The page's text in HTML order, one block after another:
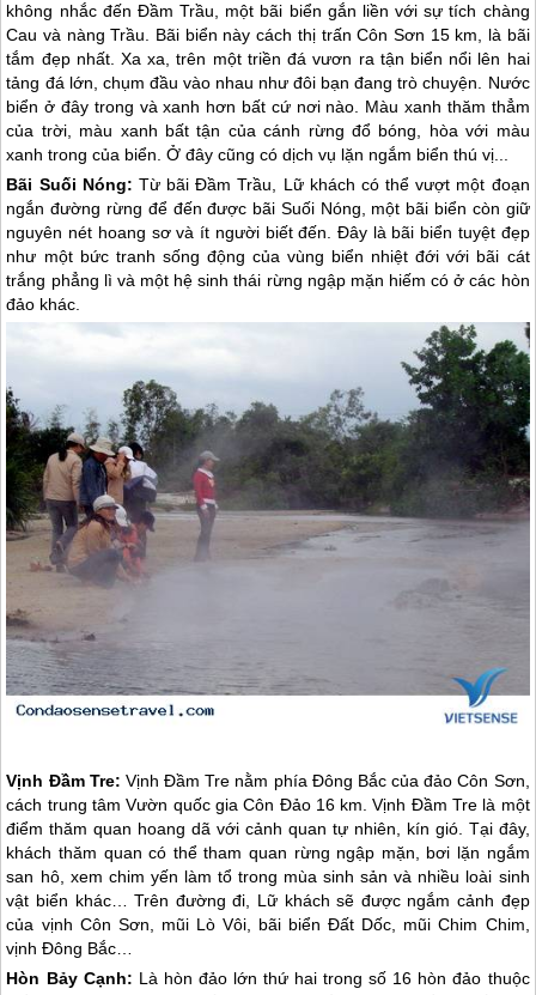
không nhắc đến Đầm Trầu, một bãi biển gắn liền với sự tích chàng
Cau và nàng Trầu. Bãi biển này cách thị trấn Côn Sơn 15 km, là bãi
tắm đẹp nhất. Xa xa, trên một triền đá vươn ra tận biển nổi lên hai
tảng đá lớn, chụm đầu vào nhau như đôi bạn đang trò chuyện. Nước
biển ở đây trong và xanh hơn bất cứ nơi nào. Màu xanh thăm thẳm
của trời, màu xanh bất tận của cánh rừng đổ bóng, hòa với màu
xanh trong của biển. Ở đây cũng có dịch vụ lặn ngắm biển thú vị...
Bãi Suối Nóng: Từ bãi Đầm Trầu, Lữ khách có thể vượt một đoạn
ngắn đường rừng để đến được bãi Suối Nóng, một bãi biển còn giữ
nguyên nét hoang sơ và ít người biết đến. Đây là bãi biển tuyệt đẹp
như một bức tranh sống động của vùng biển nhiệt đới với bãi cát
trắng phẳng lì và một hệ sinh thái rừng ngập mặn hiếm có ở các hòn
đảo khác.
Vịnh Đầm Tre: Vịnh Đầm Tre nằm phía Đông Bắc của đảo Côn Sơn,
cách trung tâm Vườn quốc giaCôn Đảo16 km. Vịnh Đầm Tre là một
điểm thăm quan hoang dã với cảnh quan tự nhiên, kín gió. Tại đây,
khách thăm quan có thể tham quan rừng ngập mặn, bơi lặn ngắm
san hô, xem chim yến làm tổ trong mùa sinh sản và nhiều loài sinh
vật biển khác… Trên đường đi, Lữ khách sẽ được ngắm cảnh đẹp
của vịnh Côn Sơn, mũi Lò Vôi, bãi biển Đất Dốc, mũi Chim Chim,
vịnh Đông Bắc…
Hòn Bảy Cạnh: Là hòn đảo lớn thứ hai trong số 16 hòn đảo thuộc